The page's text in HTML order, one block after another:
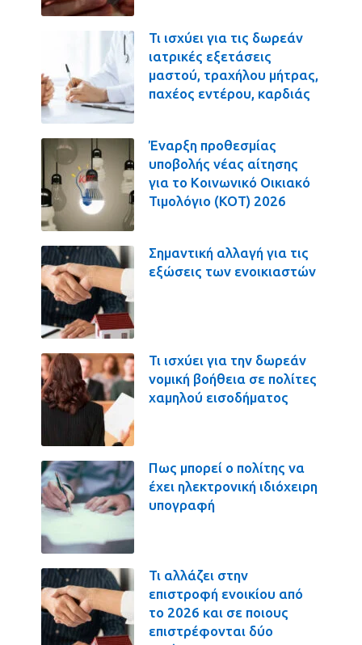
Τι ισχύει για τις δωρεάν
ιατρικές εξετάσεις
μαστού, τραχήλου μήτρας,
παχέος εντέρου, καρδιάς
Έναρξη προθεσμίας
υποβολής νέας αίτησης
για το Κοινωνικό Οικιακό
Τιμολόγιο (ΚΟΤ) 2026
Σημαντική αλλαγή για τις
εξώσεις των ενοικιαστών
Τι ισχύει για την δωρεάν
νομική βοήθεια σε πολίτες
χαμηλού εισοδήματος
Πως μπορεί ο πολίτης να
έχει ηλεκτρονική ιδιόχειρη
υπογραφή
Τι αλλάζει στην
επιστροφή ενοικίου από
το 2026 και σε ποιους
επιστρέφονται δύο